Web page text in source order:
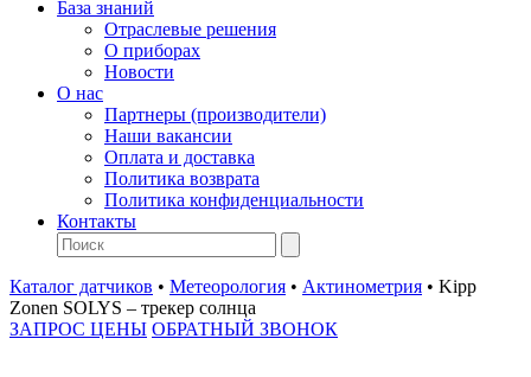
База знаний
Отраслевые решения
О приборах
Новости
О нас
Партнеры (производители)
Наши вакансии
Оплата и доставка
Политика возврата
Политика конфиденциальности
Контакты
Каталог датчиков • Метеорология • Актинометрия • Kipp
Zonen SOLYS – трекер солнца
ЗАПРОС ЦЕНЫ ОБРАТНЫЙ ЗВОНОК